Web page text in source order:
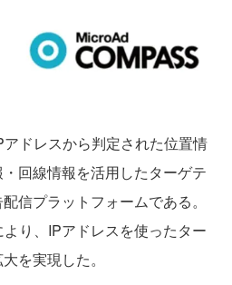
ドレスから判定された位置情
回線情報を活用したターゲテ
信プラットフォームである。
り、IPアドレスを使ったター
を実現した。